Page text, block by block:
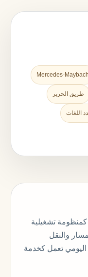
Mercedes-Maybach
طريق الحرير
اللغات
تتعامل KITE مع عن KITE Travel كمنظومة تشغيلية
والنقل
اليومي تعمل كخدمة